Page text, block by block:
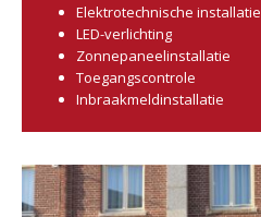
Elektrotechnische installatie
LED-verlichting
Zonnepaneelinstallatie
Toegangscontrole
Inbraakmeldinstallatie